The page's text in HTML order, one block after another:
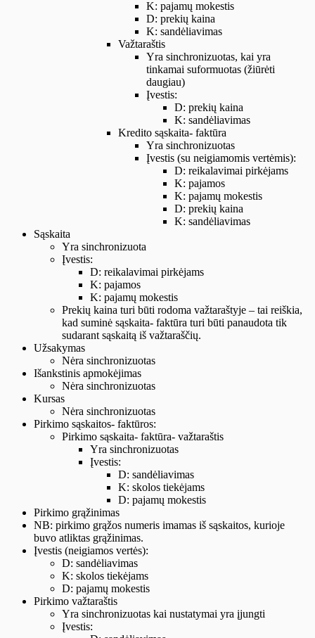
K: pajamų mokestis
D: prekių kaina
K: sandėliavimas
Važtaraštis
Yra sinchronizuotas, kai yra
tinkamai suformuotas (žiūrėti
daugiau)
Įvestis:
D: prekių kaina
K: sandėliavimas
Kredito sąskaita- faktūra
Yra sinchronizuotas
Įvestis (su neigiamomis vertėmis):
D: reikalavimai pirkėjams
K: pajamos
K: pajamų mokestis
D: prekių kaina
K: sandėliavimas
Sąskaita
Yra sinchronizuota
Įvestis:
D: reikalavimai pirkėjams
K: pajamos
K: pajamų mokestis
Prekių kaina turi būti rodoma važtaraštyje – tai reiškia,
kad suminė sąskaita- faktūra turi būti panaudota tik
sudarant sąskaitą iš važtaraščių.
Užsakymas
Nėra sinchronizuotas
Išankstinis apmokėjimas
Nėra sinchronizuotas
Kursas
Nėra sinchronizuotas
Pirkimo sąskaitos- faktūros:
Pirkimo sąskaita- faktūra- važtaraštis
Yra sinchronizuotas
Įvestis:
D: sandėliavimas
K: skolos tiekėjams
D: pajamų mokestis
Pirkimo grąžinimas
NB: pirkimo grąžos numeris imamas iš sąskaitos, kurioje
buvo atliktas grąžinimas.
Įvestis (neigiamos vertės):
D: sandėliavimas
K: skolos tiekėjams
D: pajamų mokestis
Pirkimo važtaraštis
Yra sinchronizuotas kai nustatymai yra įjungti
Įvestis: